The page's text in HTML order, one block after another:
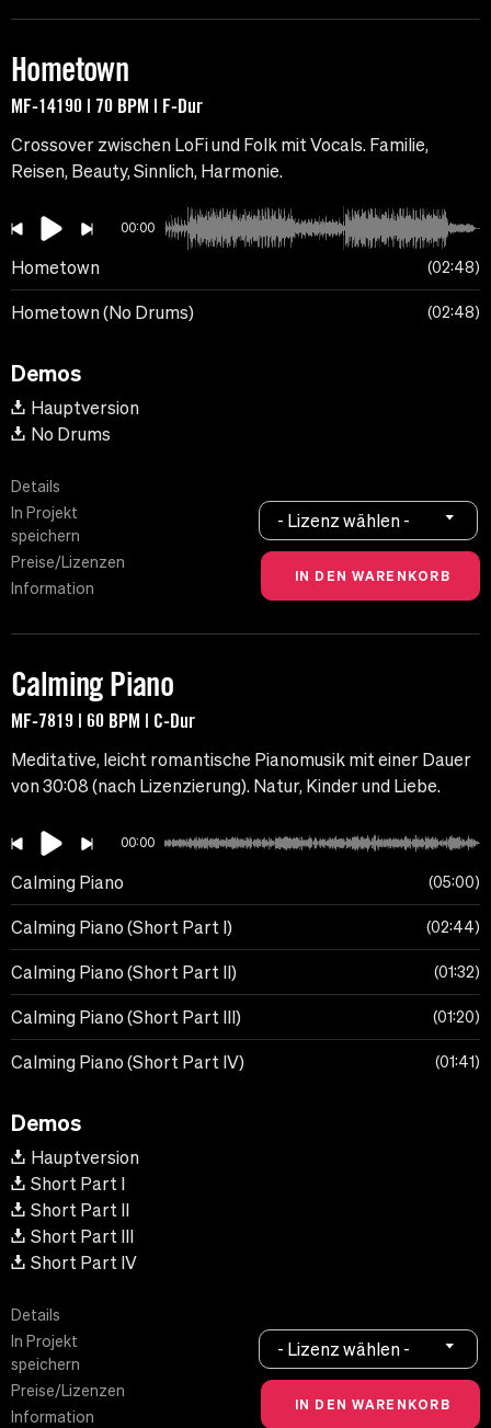
Hometown
MF-14190 | 70 BPM | F-Dur
Crossover zwischen LoFi und Folk mit Vocals. Familie,
Reisen, Beauty, Sinnlich, Harmonie.
00:00
Hometown 02:48
Hometown (No Drums) 02:48
Demos
Hauptversion
No Drums
Details
In Projekt
speichern
Preise/Lizenzen
Information
- Lizenz wählen -
Calming Piano
MF-7819 | 60 BPM | C-Dur
Meditative, leicht romantische Pianomusik mit einer Dauer
von 30:08 (nach Lizenzierung). Natur, Kinder und Liebe.
00:00
Calming Piano 05:00
Calming Piano (Short Part I) 02:44
Calming Piano (Short Part II) 01:32
Calming Piano (Short Part III) 01:20
Calming Piano (Short Part IV) 01:41
Demos
Hauptversion
Short Part I
Short Part II
Short Part III
Short Part IV
Details
In Projekt
speichern
Preise/Lizenzen
Information
- Lizenz wählen -